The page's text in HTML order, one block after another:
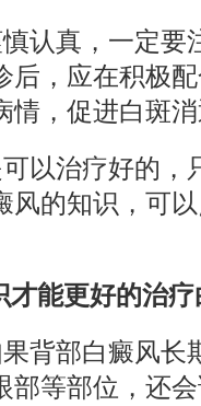
认真，一定要
后，应在积极
情，促进白斑
以治疗好的，
风的知识，可
才能更好的治
背部白癜风长
部等部位，还